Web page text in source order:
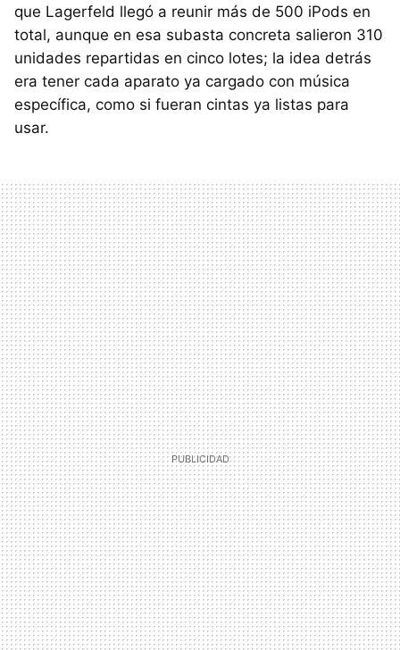
que Lagerfeld llegó a reunir más de 500 iPods en
total, aunque en esa subasta concreta salieron 310
unidades repartidas en cinco lotes; la idea detrás
era tener cada aparato ya cargado con música
específica, como si fueran cintas ya listas para
usar.